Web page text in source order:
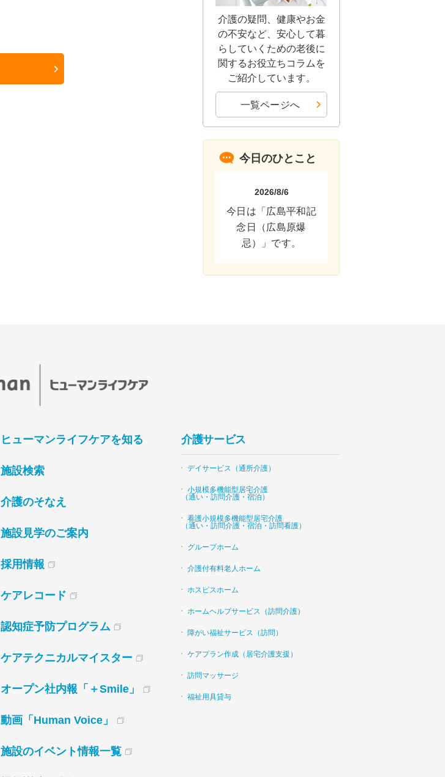
介護の疑問、健康やお金
の不安など、安心して暮
らしていくための老後に
関するお役立ちコラムを
ご紹介しています。
一覧ページへ
今日のひとこと
2026/8/6
今日は「広島平和記
念日（広島原爆
忌）」です。
ヒューマンライフケアを知る
施設検索
介護のそなえ
施設見学のご案内
採用情報
ケアレコード
認知症予防プログラム
ケアテクニカルマイスター
オープン社内報「＋Smile」
動画「Human Voice」
施設のイベント情報一覧
介護サービス
デイサービス（通所介護）
小規模多機能型居宅介護
（通い・訪問介護・宿泊）
看護小規模多機能型居宅介護
（通い・訪問介護・宿泊・訪問看護）
グループホーム
介護付有料老人ホーム
ホスピスホーム
ホームヘルプサービス（訪問介護）
障がい福祉サービス（訪問）
ケアプラン作成（居宅介護支援）
訪問マッサージ
福祉用具貸与